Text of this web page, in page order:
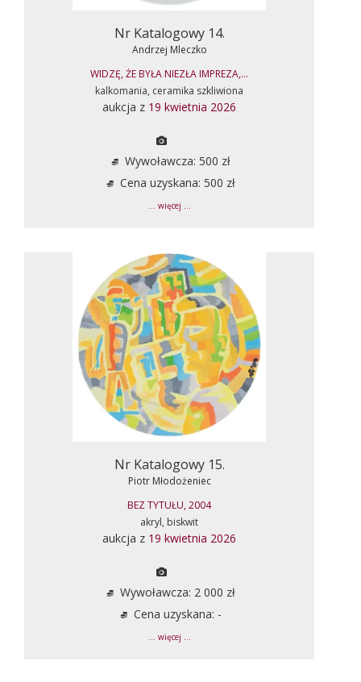
Nr Katalogowy 14.
Andrzej Mleczko
WIDZĘ, ŻE BYŁA NIEZŁA IMPREZA,...
kalkomania, ceramika szkliwiona
aukcja z 19 kwietnia 2026
Wywoławcza: 500 zł
Cena uzyskana: 500 zł
... więcej ...
Nr Katalogowy 15.
Piotr Młodożeniec
BEZ TYTUŁU, 2004
akryl, biskwit
aukcja z 19 kwietnia 2026
Wywoławcza: 2 000 zł
Cena uzyskana: -
... więcej ...